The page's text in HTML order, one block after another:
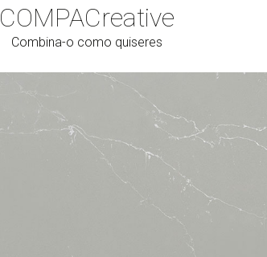
COMPACreative
Combina-o como quiseres